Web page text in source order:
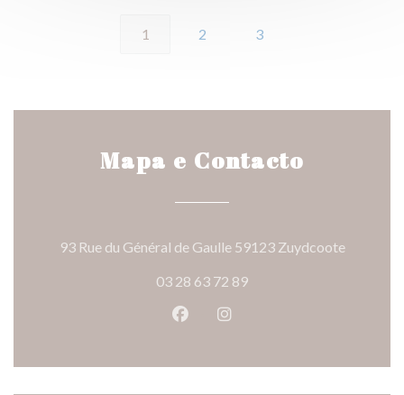
1 2 3
Mapa e Contacto
93 Rue du Général de Gaulle 59123 Zuydcoote((abre
03 28 63 72 89
Facebook ((abre numa nova
Instagram ((abre numa